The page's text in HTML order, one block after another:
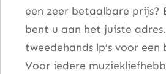
een zeer betaalbare prijs?
bent u aan het juiste
tweedehands lp’s voor
Voor iedere